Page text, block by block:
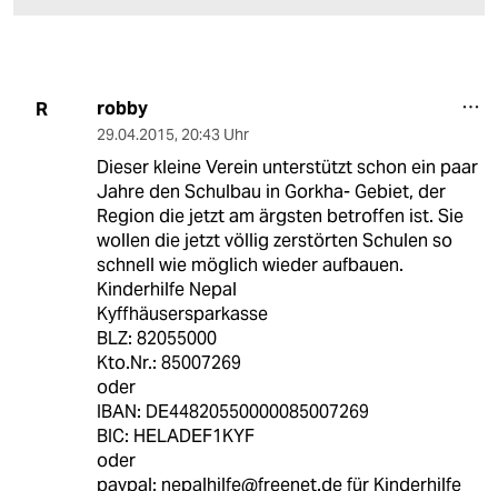
R robby
29.04.2015, 20:43 Uhr
Dieser kleine Verein unterstützt schon ein paar
Jahre den Schulbau in Gorkha- Gebiet, der
Region die jetzt am ärgsten betroffen ist. Sie
wollen die jetzt völlig zerstörten Schulen so
schnell wie möglich wieder aufbauen.
Kinderhilfe Nepal
Kyffhäusersparkasse
BLZ: 82055000
Kto.Nr.: 85007269
oder
IBAN: DE44820550000085007269
BIC: HELADEF1KYF
oder
paypal: nepalhilfe@freenet.de für Kinderhilfe